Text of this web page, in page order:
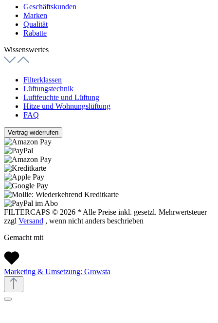
Geschäftskunden
Marken
Qualität
Rabatte
Wissenswertes
Filterklassen
Lüftungstechnik
Luftfeuchte und Lüftung
Hitze und Wohnungslüftung
FAQ
Vertrag widerrufen
FILTERCAPS © 2026 * Alle Preise inkl. gesetzl. Mehrwertsteuer
zzgl Versand , wenn nicht anders beschrieben
Gemacht mit
Marketing & Umsetzung: Growsta